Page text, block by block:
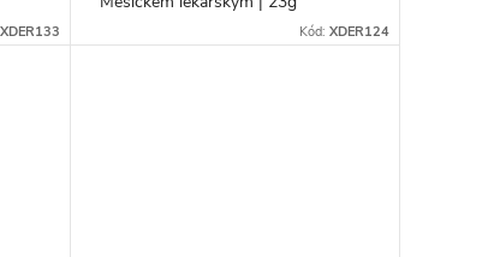
XDER133 Kód: XDER124